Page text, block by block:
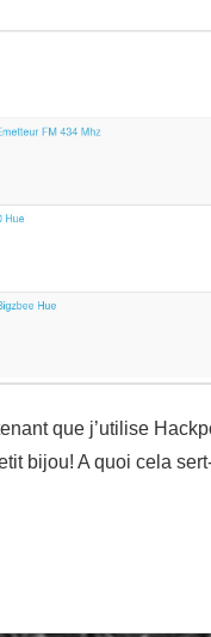
que j’utilise
bijou! A quoi cela